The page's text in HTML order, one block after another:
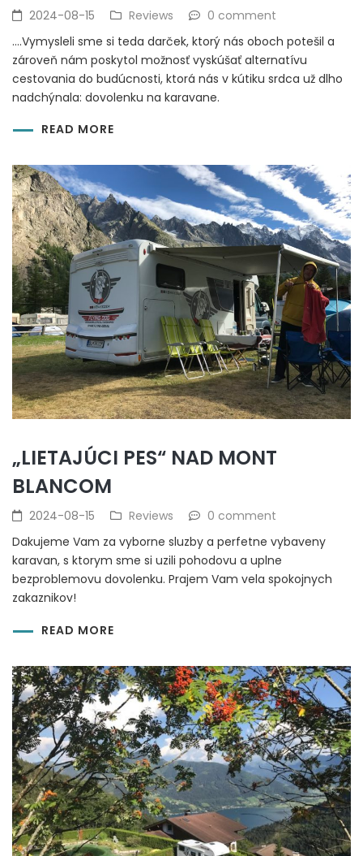
2024-08-15 Reviews
0 comment
….Vymysleli sme si teda darček, ktorý nás oboch potešil a
zároveň nám poskytol možnosť vyskúšať alternatívu
cestovania do budúcnosti, ktorá nás v kútiku srdca už dlho
nadchýnala: dovolenku na karavane.
READ MORE
„LIETAJÚCI PES“ NAD MONT
BLANCOM
2024-08-15 Reviews
0 comment
Dakujeme Vam za vyborne sluzby a perfetne vybaveny
karavan, s ktorym sme si uzili pohodovu a uplne
bezproblemovu dovolenku. Prajem Vam vela spokojnych
zakaznikov!
READ MORE